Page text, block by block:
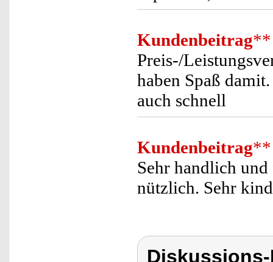
Kundenbeitrag**
Preis-/
haben Spaß
auch schnell
Kundenbeitrag**
Sehr handlich
nützlich. Sehr